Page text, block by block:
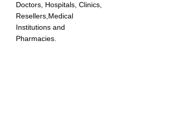
Doctors, Hospitals, Clinics,
Resellers,Medical
Institutions and
Pharmacies.